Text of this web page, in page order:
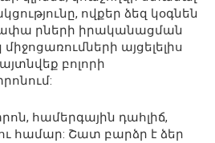
ովքեր ձեզ կօգնեն
րների իրականացման
այցելելիս
բոլորի
համերգային դահլիճ,
համար: Շատ բարձր է ձեր